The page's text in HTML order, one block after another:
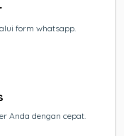
form whatsapp.
Anda dengan cepat.